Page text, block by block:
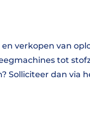
verkopen van
tot
Solliciteer dan via